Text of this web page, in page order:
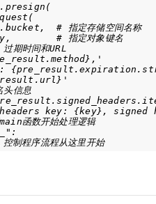
# 指定存储空间名称
# 指定对象键名
期时间和URL
头信息
key: {key}, signed
函数开始处理逻辑
制程序流程从这里开始